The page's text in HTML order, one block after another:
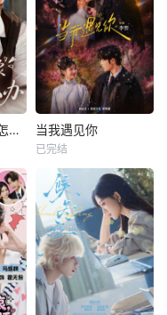
网恋对象是老板怎么办 当我遇见你
已完结